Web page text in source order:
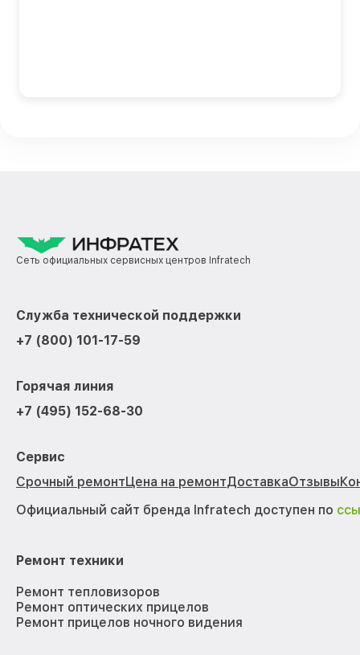
Сеть официальных сервисных центров Infratech
Служба технической поддержки
+7 (800) 101-17-59
Горячая линия
+7 (495) 152-68-30
Сервис
Срочный ремонтЦена на ремонтДоставкаОтзывы
Официальный сайт бренда Infratech доступен по
Ремонт техники
Ремонт тепловизоров
Ремонт оптических прицелов
Ремонт прицелов ночного видения